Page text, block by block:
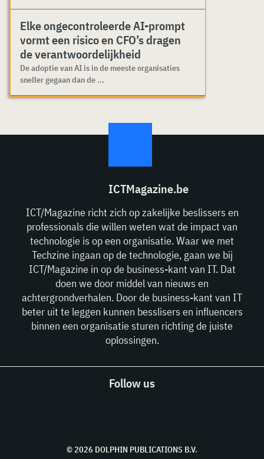
Elke ongecontroleerde AI-prompt
vormt een risico en CFO’s dragen
de verantwoordelijkheid
De adoptie van AI is in de meeste organisaties
sneller gegaan dan de ...
ICTMagazine.be
ICT/Magazine richt zich op zakelijke beslissers en
professionals die willen weten wat de impact van
technologie is op een organisatie. Waar we met
Techzine ingaan op de technologie, gaan we bij
ICT/Magazine in op de business-kant van IT. Dat
doen we door middel van nieuws en
achtergrondverhalen. Door de business-kant van IT
beter uit te leggen kunnen besslisers en influencers
binnen een organisatie sturen richting de juiste
oplossingen.
Follow us
© 2026 DOLPHIN PUBLICATIONS B.V.